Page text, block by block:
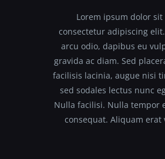
Lorem ipsum dolor sit
consectetur adipiscing
arcu odio, dapibus eu
gravida ac diam. Sed
facilisis lacinia, augue nisi
sed sodales lectus nunc
Nulla facilisi. Nulla tempor
consequat. Aliquam erat